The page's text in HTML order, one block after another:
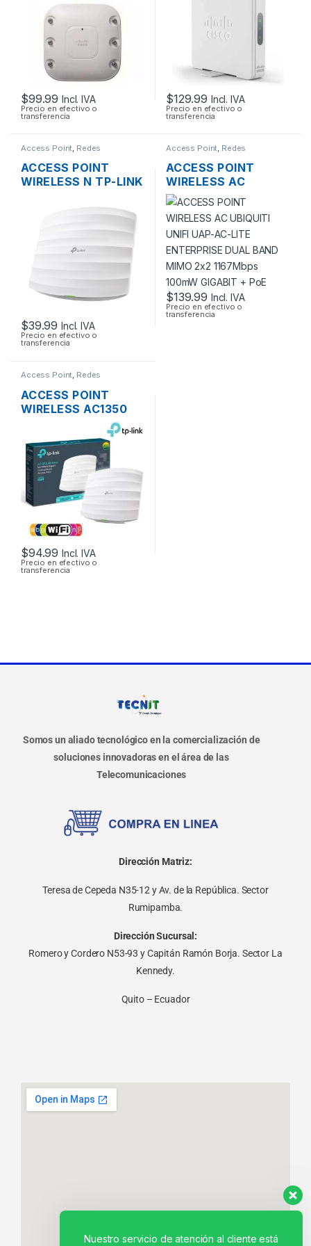
GIGABIT SOPORTE
POE
$99.99 Incl. IVA
Precio en efectivo o
transferencia
SOPORTE POE +
FUENTE
$129.99 Incl. IVA
Precio en efectivo o
transferencia
Access Point Redes
ACCESS POINT
WIRELESS N TP-LINK
ANTENAS INT.
300MBPS SOPORTA
$39.99 Incl. IVA
Precio en efectivo o
transferencia
Access Point Redes
ACCESS POINT
WIRELESS AC
UBIQUITI UNIFI UAP-
AC-LITE ENTERPRISE
DUAL BAND MIMO
2×2 1167MBPS
100MW GIGABIT +
POE
$139.99 Incl. IVA
Precio en efectivo o
transferencia
Access Point, Redes
ACCESS POINT
WIRELESS AC1350
TP-LINK EAP225
DUAL BAND
1350MBPS GIGABIT
SOPORTA POE
MONTAJE EN
TECHO
$94.99 Incl. IVA
Precio en efectivo o
transferencia
Somos un aliado tecnológico en la comercialización de
soluciones innovadoras en el área de las
Telecomunicaciones
Dirección Matriz:
Teresa de Cepeda N35-12 y Av. de la República. Sector
Rumipamba.
Dirección Sucursal:
Romero y Cordero N53-93 y Capitán Ramón Borja. Sector La
Kennedy.
Quito – Ecuador
Nuestro servicio de atención al cliente está